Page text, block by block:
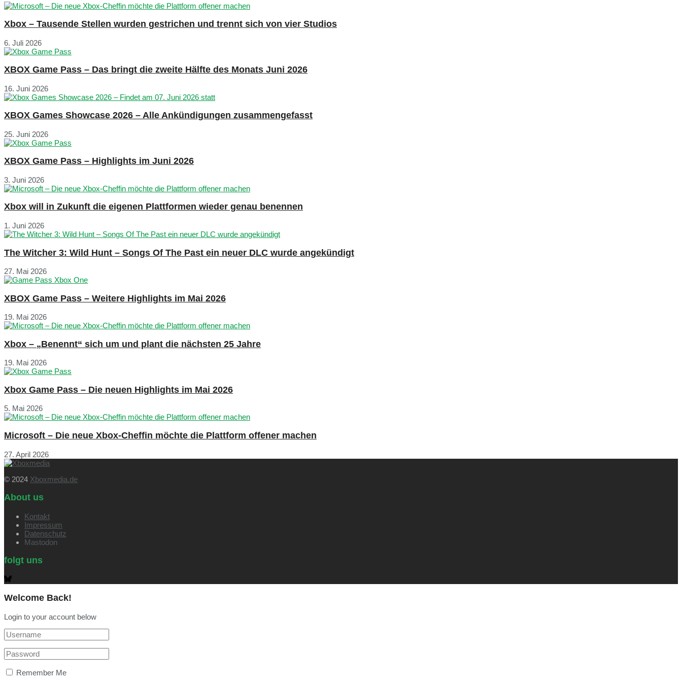
Xbox – Tausende Stellen wurden gestrichen und trennt sich von vier Studios
6. Juli 2026
XBOX Game Pass – Das bringt die zweite Hälfte des Monats Juni 2026
16. Juni 2026
XBOX Games Showcase 2026 – Alle Ankündigungen zusammengefasst
25. Juni 2026
XBOX Game Pass – Highlights im Juni 2026
3. Juni 2026
Xbox will in Zukunft die eigenen Plattformen wieder genau benennen
1. Juni 2026
The Witcher 3: Wild Hunt – Songs Of The Past ein neuer DLC wurde angekündigt
27. Mai 2026
XBOX Game Pass – Weitere Highlights im Mai 2026
19. Mai 2026
Xbox – „Benennt“ sich um und plant die nächsten 25 Jahre
19. Mai 2026
Xbox Game Pass – Die neuen Highlights im Mai 2026
5. Mai 2026
Microsoft – Die neue Xbox-Cheffin möchte die Plattform offener machen
27. April 2026
© 2024 Xboxmedia.de
About us
Kontakt
Impressum
Datenschutz
Mastodon
folgt uns
Welcome Back!
Login to your account below
Remember Me